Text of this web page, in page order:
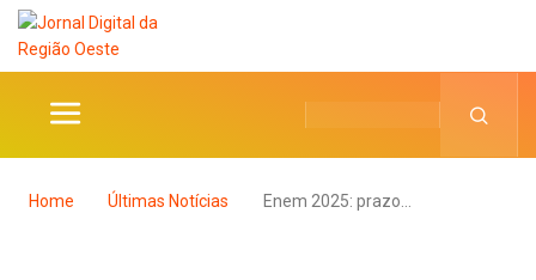
Home Últimas Notícias Enem 2025: prazo…